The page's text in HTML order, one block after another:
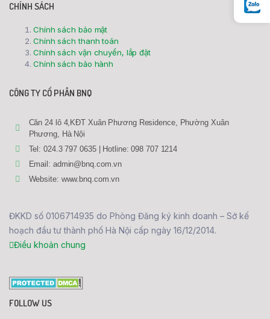
CHÍNH SÁCH
Chính sách bảo mật
Chính sách thanh toán
Chính sách vận chuyển, lắp đặt
Chính sách bảo hành
CÔNG TY CỔ PHẦN BNQ
Căn 24 lô 4,KĐT Xuân Phương Residence, Phường Xuân
Phương, Hà Nội
Tel: 024.3 797 0635 | Hotline: 098 707 1214
Email: admin@bnq.com.vn
Website: www.bnq.com.vn
ĐKKD số 0106714935 do Phòng Đăng ký kinh doanh – Sở kế
hoạch đầu tư thành phố Hà Nội cấp ngày 16/12/2014.
Điều khoản chung
FOLLOW US